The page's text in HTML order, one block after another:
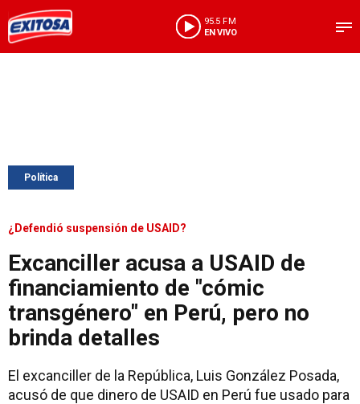
95.5 FM
EN VIVO
Política
¿Defendió suspensión de USAID?
Excanciller acusa a USAID de
financiamiento de "cómic
transgénero" en Perú, pero no
brinda detalles
El excanciller de la República, Luis González Posada,
acusó de que dinero de USAID en Perú fue usado para